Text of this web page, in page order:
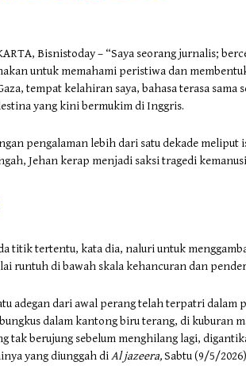
Bisnistoday – “Saya seorang jurnalis;
untuk memahami peristiwa dan
tempat kelahiran saya, bahasa terasa
yang kini bermukim di Inggris.
pengalaman lebih dari satu dekade
Jehan kerap menjadi saksi tragedi
titik tertentu, kata dia, naluri untuk
runtuh di bawah skala kehancuran dan
adegan dari awal perang telah terpatri dalam
dalam kantong biru terang, di kuburan
tak berujung sebelum menghilang lagi,
yang diunggah diAl jazeera,Sabtu (9/5/2026)